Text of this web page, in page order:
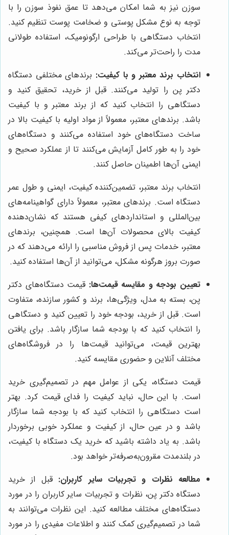
سوزن نیز به شما امکان می‌دهد تا عمق نفوذ سوزن را با
توجه به نوع مشکل پوستی و ضخامت پوست تنظیم کنید.
انتخاب دستگاهی با طراحی ارگونومیک، استفاده طولانی
مدت را راحت‌تر می‌کند.
انتخاب برند معتبر و با کیفیت: برندهای مختلفی دستگاه
دکتر پن را تولید می‌کنند. قبل از خرید، تحقیق کنید و
دستگاهی را انتخاب کنید که از برند معتبر و با کیفیت
باشد. برندهای معتبر، معمولاً از مواد اولیه با کیفیت بالا در
ساخت دستگاه‌های خود استفاده می‌کنند و دستگاه‌های
خود را به طور کامل آزمایش می‌کنند تا از عملکرد صحیح و
ایمنی آن‌ها اطمینان حاصل کنند.
انتخاب برند معتبر، تضمین‌کننده کیفیت، ایمنی و طول عمر
دستگاه است. برندهای معتبر، معمولاً دارای گواهینامه‌های
بین‌المللی و استانداردهای کیفی هستند که نشان‌دهنده
کیفیت بالای محصولات آن‌ها است. همچنین، برندهای
معتبر، خدمات پس از فروش مناسبی را ارائه می‌دهند که در
صورت بروز هرگونه مشکل، می‌توانید از آن‌ها استفاده کنید.
تعیین بودجه و مقایسه قیمت‌ها: قیمت دستگاه‌های دکتر
پن، بسته به مدل، ویژگی‌ها، برند و کشور سازنده، متفاوت
است. قبل از خرید، بودجه خود را تعیین کنید و دستگاهی
را انتخاب کنید که با بودجه شما سازگار باشد. برای یافتن
بهترین قیمت، می‌توانید قیمت‌ها را در فروشگاه‌های
مختلف آنلاین و حضوری مقایسه کنید.
قیمت دستگاه، یکی از عوامل مهم در تصمیم‌گیری خرید
است. با این حال، نباید کیفیت را فدای قیمت کرد. بهتر
است دستگاهی را انتخاب کنید که با بودجه شما سازگار
باشد و در عین حال، از کیفیت و عملکرد خوبی برخوردار
باشد. به یاد داشته باشید که خرید یک دستگاه با کیفیت،
در بلندمدت مقرون‌به‌صرفه‌تر خواهد بود.
مطالعه نظرات و تجربیات سایر کاربران: قبل از خرید
دستگاه دکتر پن، نظرات و تجربیات سایر کاربران را در مورد
دستگاه‌های مختلف مطالعه کنید. این نظرات می‌توانند به
شما در تصمیم‌گیری کمک کنند و اطلاعات مفیدی را در مورد